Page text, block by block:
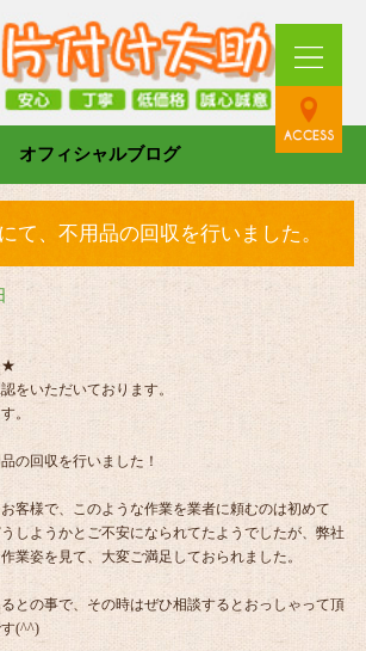
オフィシャルブログ
て、不用品の回収を行いました。
Line
★
をいただいております。
。
の回収を行いました！
客様で、このような作業を業者に頼むのは初めて
しようかとご不安になられてたようでしたが、弊社
業姿を見て、大変ご満足しておられました。
との事で、その時はぜひ相談するとおっしゃって頂
(^^)